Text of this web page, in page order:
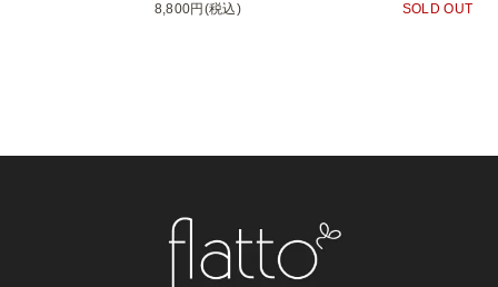
8,800円(税込) SOLD OUT